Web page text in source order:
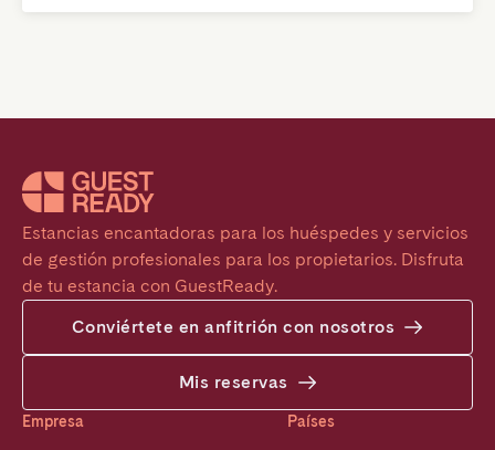
Estancias encantadoras para los huéspedes y servicios
de gestión profesionales para los propietarios. Disfruta
de tu estancia con GuestReady.
Conviértete en anfitrión con nosotros
Mis reservas
Empresa Países